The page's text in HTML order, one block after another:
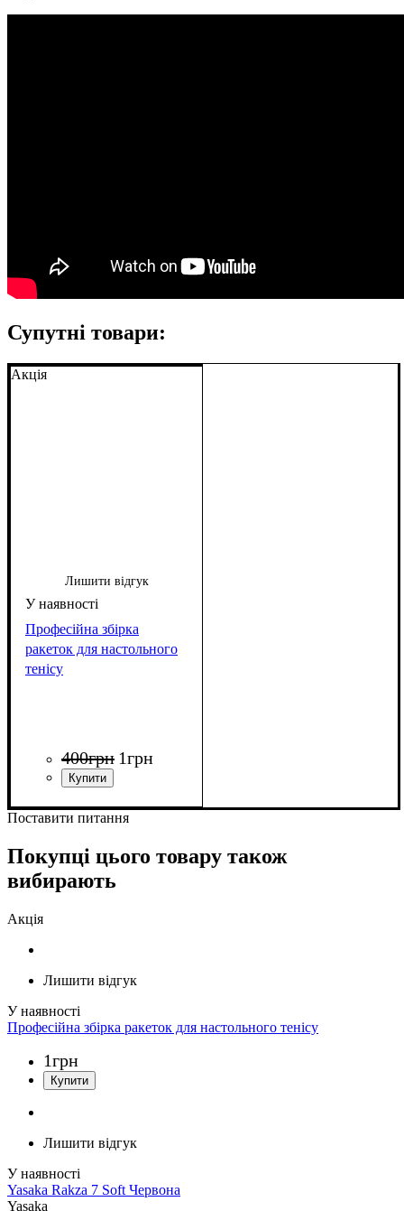
Супутні товари:
Акція
Лишити відгук
Професійна збірка
ракеток для настольного
тенісу
400грн 1грн
Поставити питання
Покупці цього товару також
вибирають
Акція
Лишити відгук
Професійна збірка ракеток для настольного тенісу
1грн
Лишити відгук
Yasaka Rakza 7 Soft Червона
Yasaka